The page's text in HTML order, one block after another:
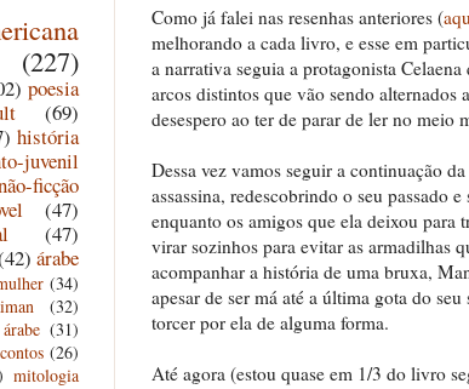
Como já falei nas resenhas anteriores (
melhorando a cada livro, e esse em
a narrativa seguia a protagonista
arcos distintos que vão sendo
desespero ao ter de parar de ler no meio
Dessa vez vamos seguir a continuação
assassina, redescobrindo o seu passado
enquanto os amigos que ela deixou para
virar sozinhos para evitar as armadilhas
acompanhar a história de uma bruxa,
apesar de ser má até a última gota do
torcer por ela de alguma forma.
Até agora (estou quase em 1/3 do livro
(227)
poesia
(69)
história
juvenil
ficção
(47)
(47)
árabe
(34)
(32)
(31)
contos (26)
mitologia